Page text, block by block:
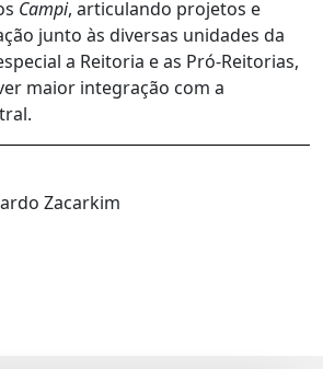
Campi, articulando projetos e
junto às diversas unidades da
a Reitoria e as Pró-Reitorias,
maior integração com a
Zacarkim